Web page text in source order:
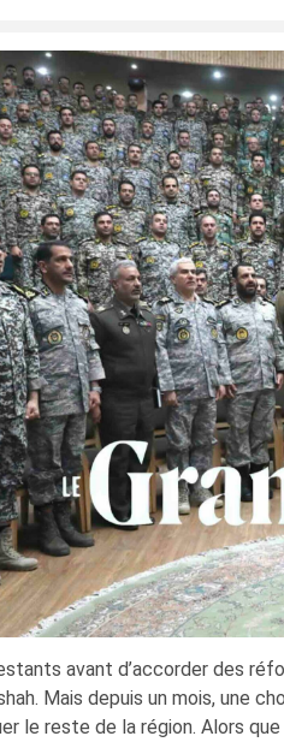
avant d’accorder des
Mais depuis un mois, une
le reste de la région. Alors